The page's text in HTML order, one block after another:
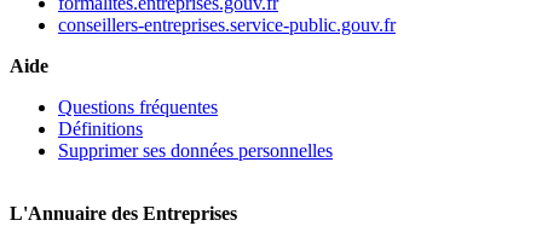
conseillers-entreprises.service-public.gouv.fr
Aide
Questions fréquentes
Définitions
Supprimer ses données personnelles
L'Annuaire des Entreprises